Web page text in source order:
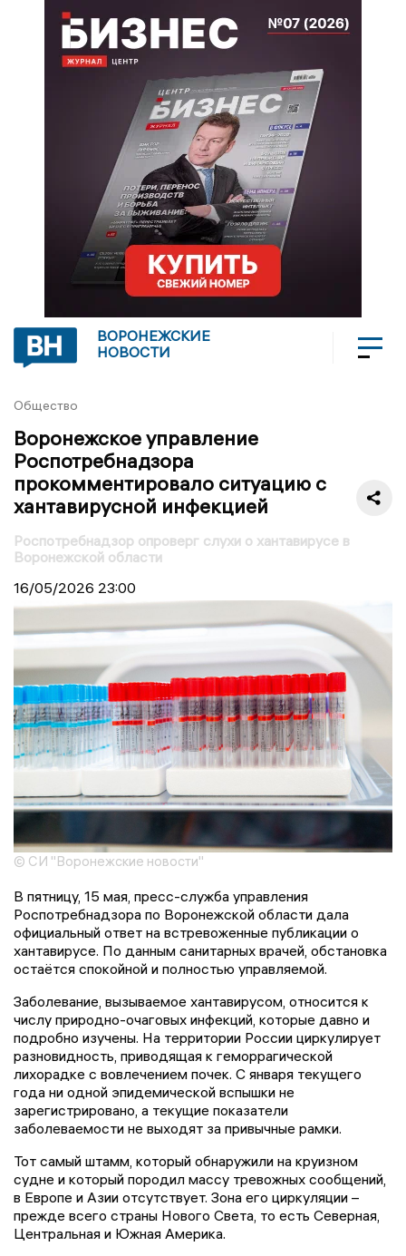
ВОРОНЕЖСКИЕ
НОВОСТИ
Общество
Воронежское управление
Роспотребнадзора
прокомментировало ситуацию с
хантавирусной инфекцией
Роспотребнадзор опроверг слухи о хантавирусе в
Воронежской области
16/05/2026 23:00
© СИ "Воронежские новости"
В пятницу, 15 мая, пресс-служба управления
Роспотребнадзора по Воронежской области дала
официальный ответ на встревоженные публикации о
хантавирусе. По данным санитарных врачей, обстановка
остаётся спокойной и полностью управляемой.
Заболевание, вызываемое хантавирусом, относится к
числу природно-очаговых инфекций, которые давно и
подробно изучены. На территории России циркулирует
разновидность, приводящая к геморрагической
лихорадке с вовлечением почек. С января текущего
года ни одной эпидемической вспышки не
зарегистрировано, а текущие показатели
заболеваемости не выходят за привычные рамки.
Тот самый штамм, который обнаружили на круизном
судне и который породил массу тревожных сообщений,
в Европе и Азии отсутствует. Зона его циркуляции –
прежде всего страны Нового Света, то есть Северная,
Центральная и Южная Америка.